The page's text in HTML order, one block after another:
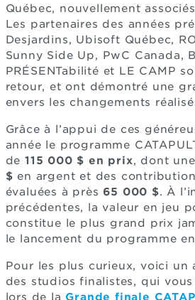
Québec, nouvellement
Les partenaires des années
Desjardins, Ubisoft Québec,
Sunny Side Up, PwC Canada,
PRÉSENTabilité et LE CAMP
retour, et ont démontré une
envers les changements
Grâce à l’appui de ces
année le programme
de 115 000 $ en prix, dont
$ en argent et des
évaluées à près 65 000 $. À
précédentes, la valeur en jeu
constitue le plus grand prix
le lancement du programme
Pour les plus curieux, voici un
des studios finalistes, qui
lors de la Grande finale